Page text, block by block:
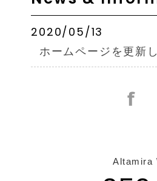
2020/05/13
ホームページを更新
Altamira